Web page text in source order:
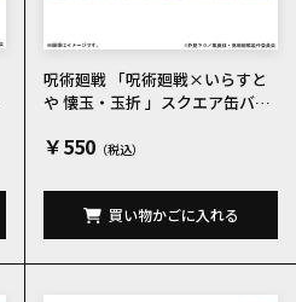
呪術廻戦 「呪術廻戦×いらすと
や 懐玉・玉折 」スクエア缶バッ
￥550
買い物かごに入れる